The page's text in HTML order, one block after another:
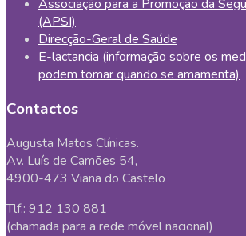
Associação para a Promoção da
(APSI)
Direcção-Geral de Saúde
E-lactancia (informação sobre os
podem tomar quando se amamenta)
Contactos
Augusta Matos Clínicas.
Av. Luís de Camões 54,
4900-473 Viana do Castelo
Tlf.: 912 130 881
(chamada para a rede móvel nacional)